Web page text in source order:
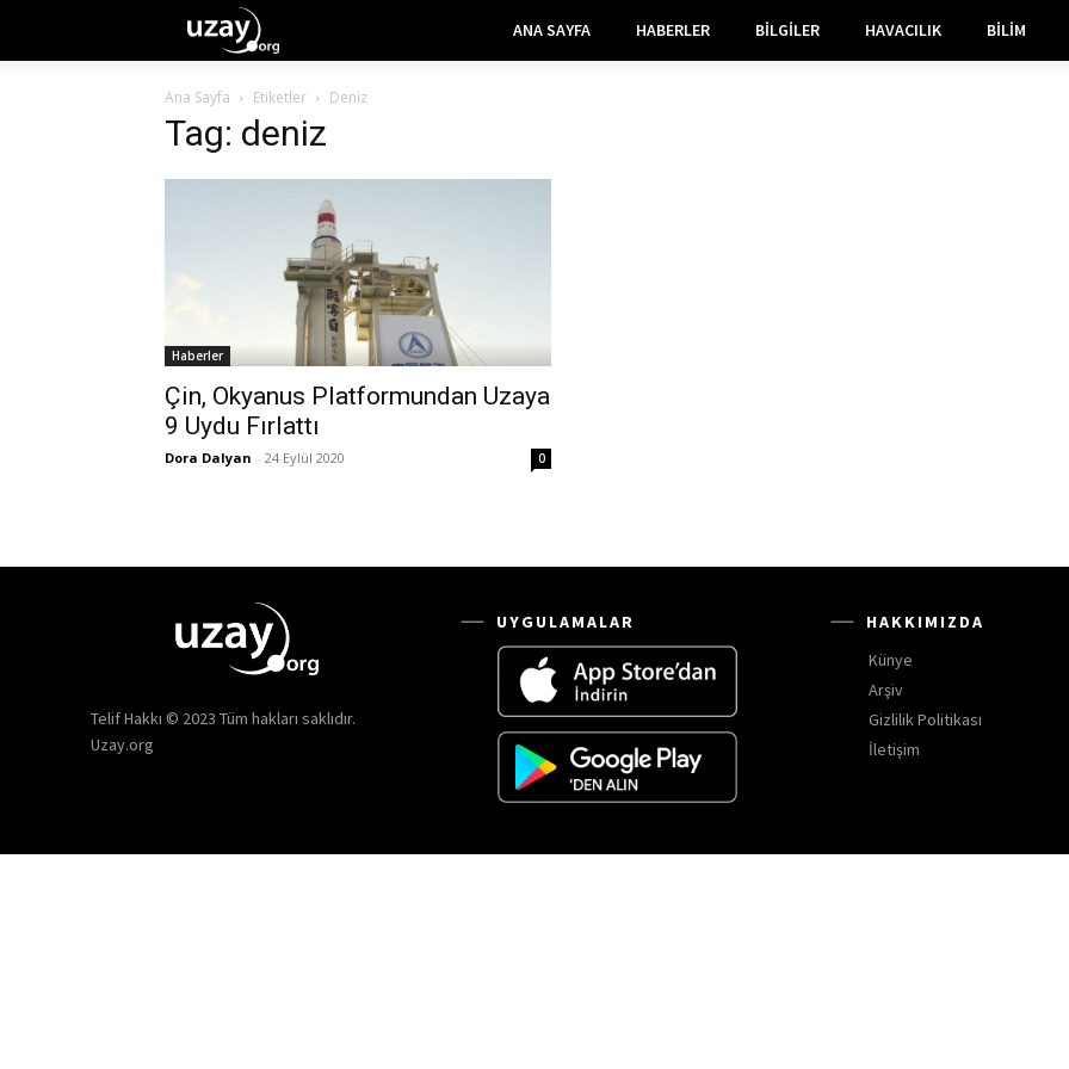
ANA SAYFA HABERLER BILGILER HAVACILIK BILIM
Ana Sayfa Etiketler Deniz
Tag: deniz
Haberler
Çin, Okyanus Platformundan Uzaya
9 Uydu Fırlattı
Dora Dalyan - 24 Eylül 2020 0
Telif Hakkı © 2023 Tüm hakları saklıdır.
Uzay.org
UYGULAMALAR
HAKKIMIZDA
Künye
Arşiv
Gizlilik Politikası
İletişim